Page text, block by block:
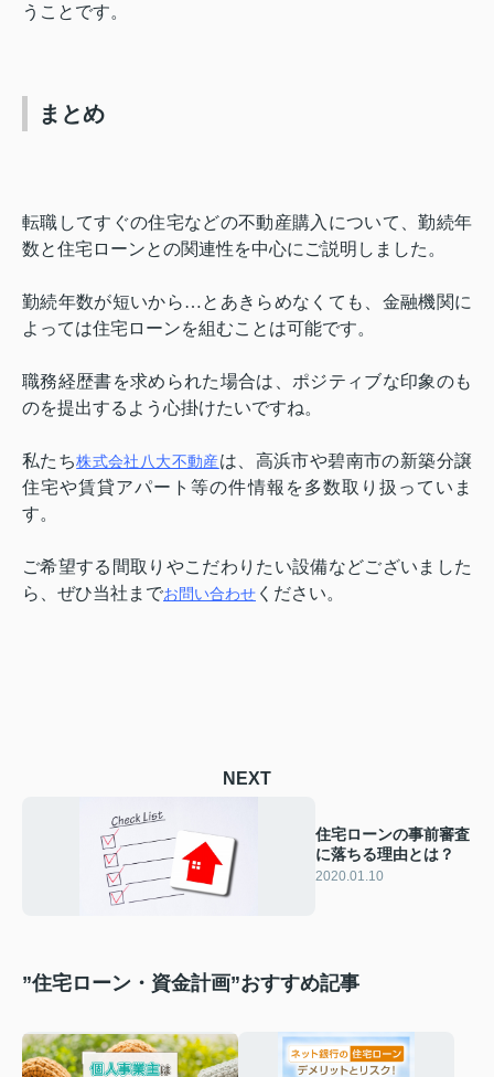
うことです。
まとめ
転職してすぐの住宅などの不動産購入について、勤続年
数と住宅ローンとの関連性を中心にご説明しました。
勤続年数が短いから…とあきらめなくても、金融機関に
よっては住宅ローンを組むことは可能です。
職務経歴書を求められた場合は、ポジティブな印象のも
のを提出するよう心掛けたいですね。
私たち株式会社八大不動産は、高浜市や碧南市の新築分譲
住宅や賃貸アパート等の件情報を多数取り扱っていま
す。
ご希望する間取りやこだわりたい設備などございました
ら、ぜひ当社までお問い合わせ ください。
NEXT
住宅ローンの事前審査
に落ちる理由とは？
2020.01.10
”住宅ローン・資金計画”おすすめ記事